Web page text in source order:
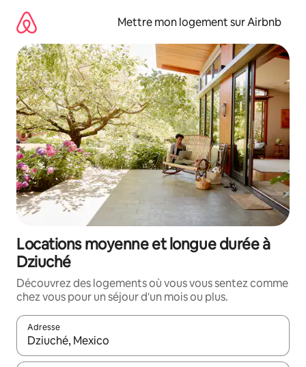
directement
contenu
Mettre mon logement sur Airbnb
Locations moyenne et longue durée à
Dziuché
Découvrez des logements où vous vous sentez comme
chez vous pour un séjour d'un mois ou plus.
Adresse
Lorsque les résultats s'affichent, utilisez les flèches vers le